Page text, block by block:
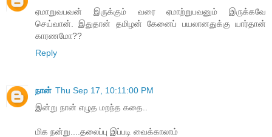
ஏமாறுவபவன் இருக்கும் வரை ஏமாற்றுபவனும் இருக்கவே
செய்வான். இதுதான் தமிழன் கேனைப் பயலானதுக்கு யார்தான்
காரணமோ??
Reply
நான் Thu Sep 17, 10:11:00 PM
இன்று நான் எழுத மறந்த கதை..
மிக நன்று....தலைப்பு இப்படி வைக்காலாம்